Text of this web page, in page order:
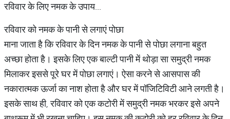
रविवार के लिए नमक के उपाय...
रविवार को नमक के पानी से लगाएं पोछा
माना जाता है कि रविवार के दिन नमक के पानी से पोछा लगाना बहुत
अच्छा होता है। इसके लिए एक बाल्टी पानी में थोड़ा सा समुद्री नमक
मिलाकर इससे पूरे घर में पोछा लगाएं। ऐसा करने से आसपास की
नकारात्मक ऊर्जा का नाश होता है और घर में पॉजिटिविटी आने लगती है।
इसके साथ ही, रविवार को एक कटोरी में समुद्री नमक भरकर इसे अपने